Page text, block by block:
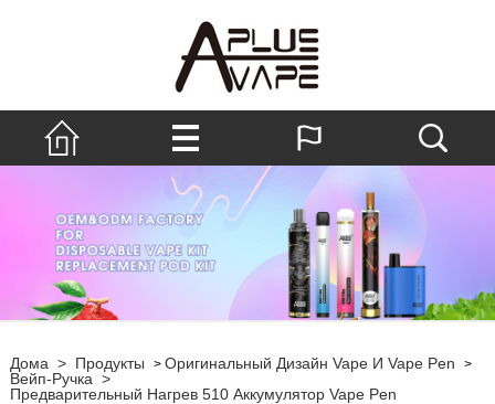
Дома > Продукты > Оригинальный Дизайн Vape И Vape Pen >
Вейп-Ручка >
Предварительный Нагрев 510 Аккумулятор Vape Pen